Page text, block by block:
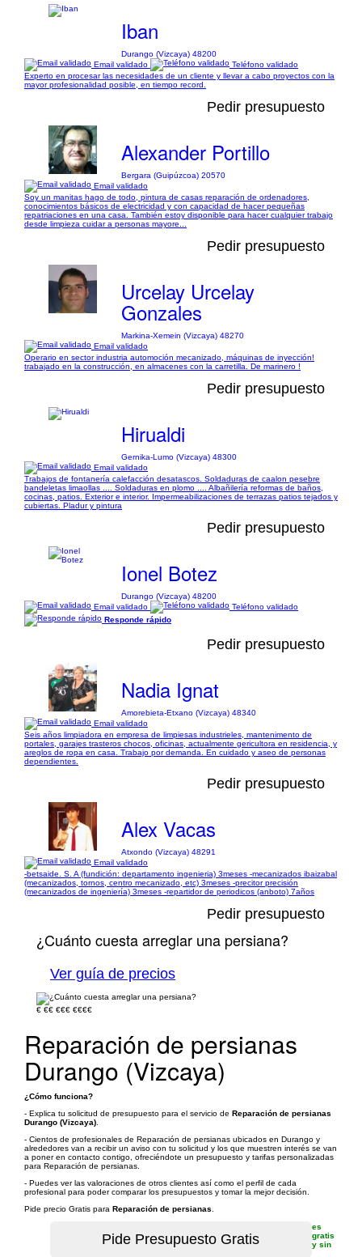
Iban
Durango (Vizcaya) 48200
Email validado
Teléfono validado
Experto en procesar las necesidades de un cliente y llevar a cabo proyectos con la
mayor profesionalidad posible, en tiempo record.
Pedir presupuesto
Alexander Portillo
Bergara (Guipúzcoa) 20570
Email validado
Soy un manitas hago de todo, pintura de casas reparación de ordenadores,
conocimientos básicos de electricidad y con capacidad de hacer pequeñas
repatriaciones en una casa. También estoy disponible para hacer cualquier trabajo
desde limpieza cuidar a personas mayore...
Pedir presupuesto
Urcelay Urcelay
Gonzales
Markina-Xemein (Vizcaya) 48270
Email validado
Operario en sector industria automoción mecanizado, máquinas de inyección!
trabajado en la construcción, en almacenes con la carretilla. De marinero !
Pedir presupuesto
Hirualdi
Gernika-Lumo (Vizcaya) 48300
Email validado
Trabajos de fontanería calefacción desatascos. Soldaduras de caalon pesebre
bandeletas limaollas .... Soldaduras en plomo .... Albañilería reformas de baños,
cocinas, patios. Exterior e interior. Impermeabilizaciones de terrazas patios tejados y
cubiertas. Pladur y pintura
Pedir presupuesto
Ionel Botez
Durango (Vizcaya) 48200
Email validado
Teléfono validado
Responde rápido
Pedir presupuesto
Nadia Ignat
Amorebieta-Etxano (Vizcaya) 48340
Email validado
Seis años limpiadora en empresa de limpiesas industrieles, mantenimento de
portales, garajes trasteros chocos, oficinas, actualmente gericultora en residencia, y
areglos de ropa en casa. Trabajo por demanda. En cuidado y aseo de personas
dependientes.
Pedir presupuesto
Alex Vacas
Atxondo (Vizcaya) 48291
Email validado
-betsaide. S. A (fundición: departamento ingenieria) 3meses -mecanizados ibaizabal
(mecanizados, tornos, centro mecanizado, etc) 3meses -precitor precisión
(mecanizados de ingeniería) 3meses -repartidor de periodicos (anboto) 7años
Pedir presupuesto
¿Cuánto cuesta arreglar una persiana?
Ver guía de precios
€ €€ €€€ €€€€
Reparación de persianas
Durango (Vizcaya)
¿Cómo funciona?
- Explica tu solicitud de presupuesto para el servicio de Reparación de persianas
Durango (Vizcaya)
- Cientos de profesionales de Reparación de persianas ubicados en Durango y
alrededores van a recibir un aviso con tu solicitud y los que muestren interés se van
a poner en contacto contigo, ofreciéndote un presupuesto y tarifas personalizadas
para Reparación de persianas.
- Puedes ver las valoraciones de otros clientes así como el perfil de cada
profesional para poder comparar los presupuestos y tomar la mejor decisión.
Pide precio Gratis para Reparación de persianas
es
gratis
y sin